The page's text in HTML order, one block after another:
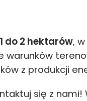
1 do 2 hektarów,
warunków
z produkcji
się z nami!